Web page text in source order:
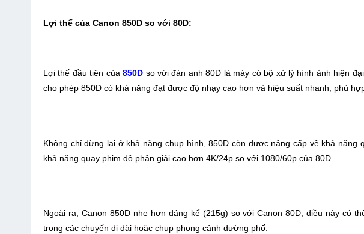
Lợi thế của Canon 850D so với 80D:
Lợi thế đầu tiên của850D so với đàn anh 80D là máy có bộ xử lý hình ảnh hiện
cho phép 850D có khả năng đạt được độ nhạy cao hơn và hiệu suất nhanh, phù
Không chỉ dừng lại ở khả năng chụp hình, 850D còn được nâng cấp về khả năng
khả năng quay phim độ phân giải cao hơn 4K/24p so với 1080/60p của 80D.
Ngoài ra, Canon 850D nhẹ hơn đáng kể (215g) so với Canon 80D, điều này có
trong các chuyến đi dài hoặc chụp phong cảnh đường phố.